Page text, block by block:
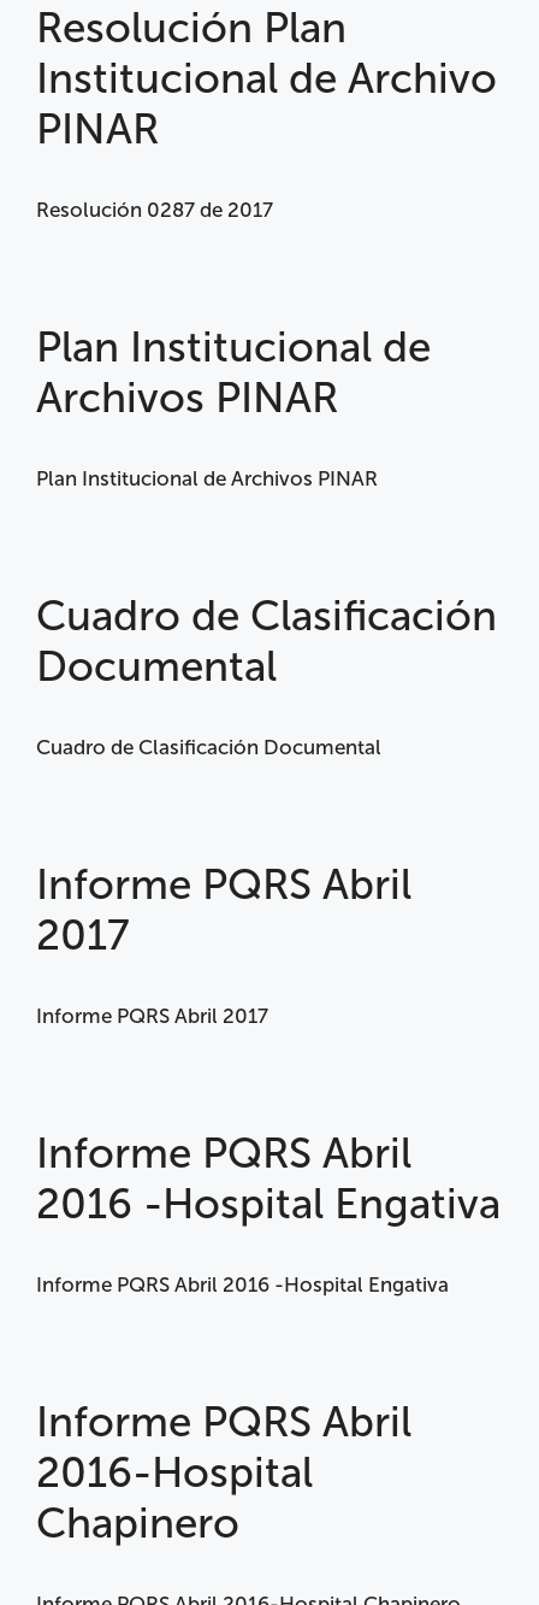
Resolución Plan
Institucional de Archivo
PINAR
Resolución 0287 de 2017
Plan Institucional de
Archivos PINAR
Plan Institucional de Archivos PINAR
Cuadro de Clasificación
Documental
Cuadro de Clasificación Documental
Informe PQRS Abril
2017
Informe PQRS Abril 2017
Informe PQRS Abril
2016 -Hospital Engativa
Informe PQRS Abril 2016 -Hospital Engativa
Informe PQRS Abril
2016-Hospital
Chapinero